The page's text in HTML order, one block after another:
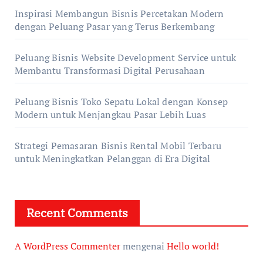
Inspirasi Membangun Bisnis Percetakan Modern
dengan Peluang Pasar yang Terus Berkembang
Peluang Bisnis Website Development Service untuk
Membantu Transformasi Digital Perusahaan
Peluang Bisnis Toko Sepatu Lokal dengan Konsep
Modern untuk Menjangkau Pasar Lebih Luas
Strategi Pemasaran Bisnis Rental Mobil Terbaru
untuk Meningkatkan Pelanggan di Era Digital
Recent Comments
A WordPress Commentermengenai Hello world!